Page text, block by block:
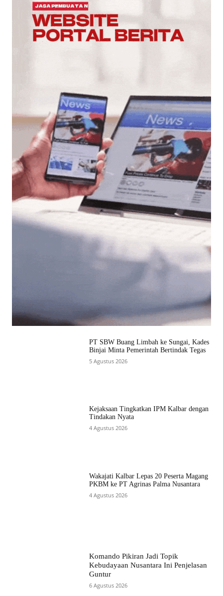
PT SBW Buang Limbah ke Sungai, Kades
Binjai Minta Pemerintah Bertindak Tegas
5 Agustus 2026
Kejaksaan Tingkatkan IPM Kalbar dengan
Tindakan Nyata
4 Agustus 2026
Wakajati Kalbar Lepas 20 Peserta Magang
PKBM ke PT Agrinas Palma Nusantara
4 Agustus 2026
Komando Pikiran Jadi Topik
Kebudayaan Nusantara Ini Penjelasan
Guntur
6 Agustus 2026